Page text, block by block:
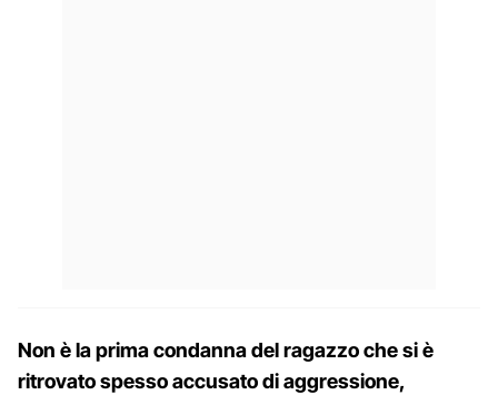
Non è la prima condanna del ragazzo che si è
ritrovato spesso accusato di aggressione,